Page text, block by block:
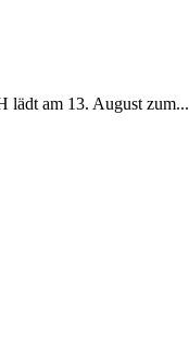
lädt am 13. August zum...